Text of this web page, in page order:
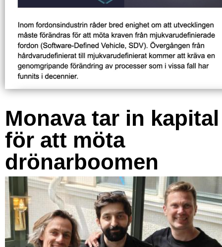
Monava tar in kapital
för att möta
drönarboomen